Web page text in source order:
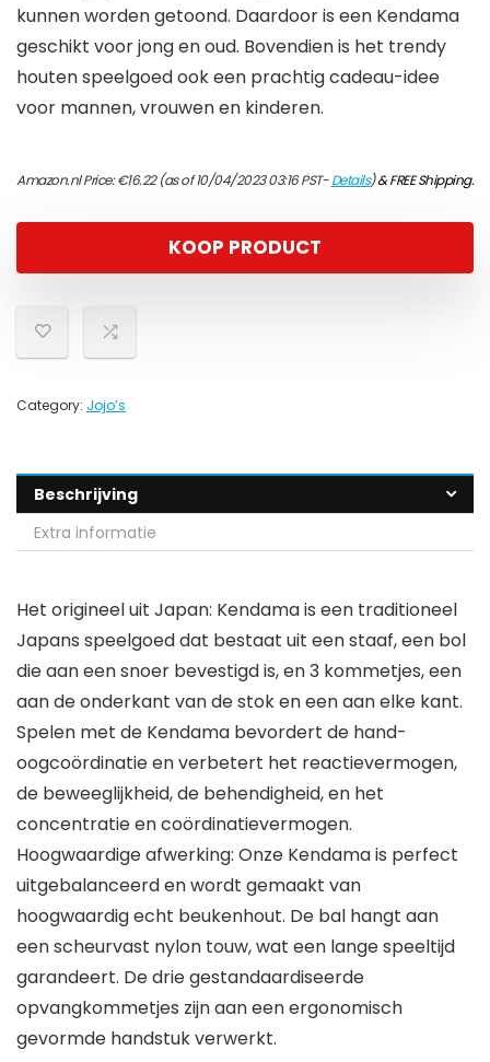
kunnen worden getoond. Daardoor is een Kendama
geschikt voor jong en oud. Bovendien is het trendy
houten speelgoed ook een prachtig cadeau-idee
voor mannen, vrouwen en kinderen.
Amazon.nl Price:€16.22(as of 10/04/2023 03:16 PST-Details)&FREE Shipping.
KOOP PRODUCT
Category: Jojo’s
Beschrijving
Extra informatie
Het origineel uit Japan: Kendama is een traditioneel
Japans speelgoed dat bestaat uit een staaf, een bol
die aan een snoer bevestigd is, en 3 kommetjes, een
aan de onderkant van de stok en een aan elke kant.
Spelen met de Kendama bevordert de hand-
oogcoördinatie en verbetert het reactievermogen,
de beweeglijkheid, de behendigheid, en het
concentratie en coördinatievermogen.
Hoogwaardige afwerking: Onze Kendama is perfect
uitgebalanceerd en wordt gemaakt van
hoogwaardig echt beukenhout. De bal hangt aan
een scheurvast nylon touw, wat een lange speeltijd
garandeert. De drie gestandaardiseerde
opvangkommetjes zijn aan een ergonomisch
gevormde handstuk verwerkt.